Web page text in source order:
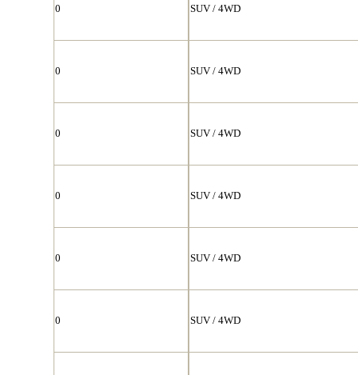
0 SUV / 4WD
0 SUV / 4WD
0 SUV / 4WD
0 SUV / 4WD
0 SUV / 4WD
0 SUV / 4WD